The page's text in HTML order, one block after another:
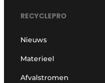
RECYCLEPRO
Nieuws
Materieel
Afvalstromen